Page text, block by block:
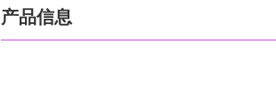
产品信息